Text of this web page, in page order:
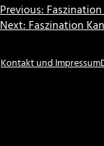
Previous:
Next:Faszination
Kontakt und Impressum